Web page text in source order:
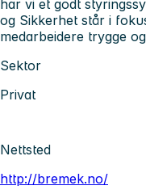
har vi et godt
og Sikkerhet står i
medarbeidere trygge
Sektor
Privat
Nettsted
http://bremek.no/